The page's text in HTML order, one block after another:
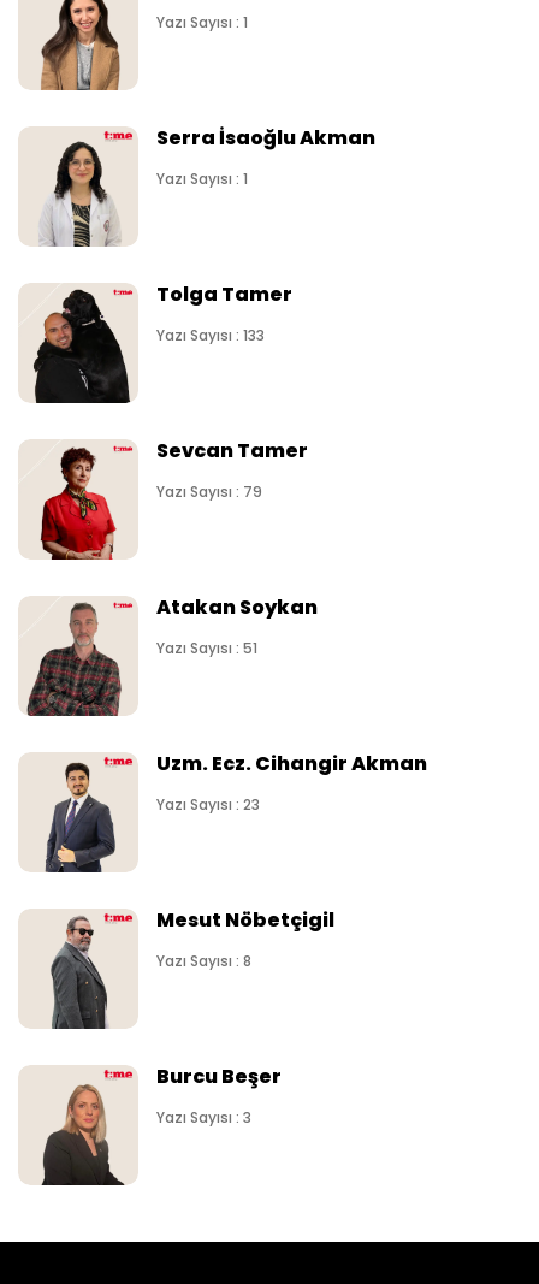
Yazı Sayısı : 1
Serra İsaoğlu Akman
Yazı Sayısı : 1
Tolga Tamer
Yazı Sayısı : 133
Sevcan Tamer
Yazı Sayısı : 79
Atakan Soykan
Yazı Sayısı : 51
Uzm. Ecz. Cihangir Akman
Yazı Sayısı : 23
Mesut Nöbetçigil
Yazı Sayısı : 8
Burcu Beşer
Yazı Sayısı : 3